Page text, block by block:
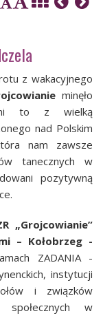
z wakacyjnego
minęło
to z wielką
nad Polskim
nam zawsze
tanecznych w
pozytywną
„Grojcowianie”
– Kołobrzeg -
ZADANIA -
instytucji
i związków
w